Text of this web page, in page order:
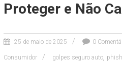
Proteger e Não
25 de maio de 2025 0
Consumidor golpes seguro auto,